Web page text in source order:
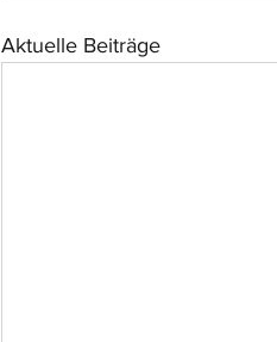
Aktuelle Beiträge